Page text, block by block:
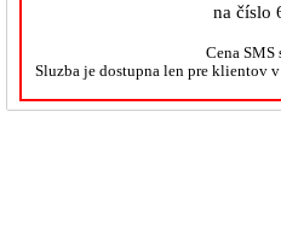
na číslo
Cena SMS
Sluzba je dostupna len pre klientov